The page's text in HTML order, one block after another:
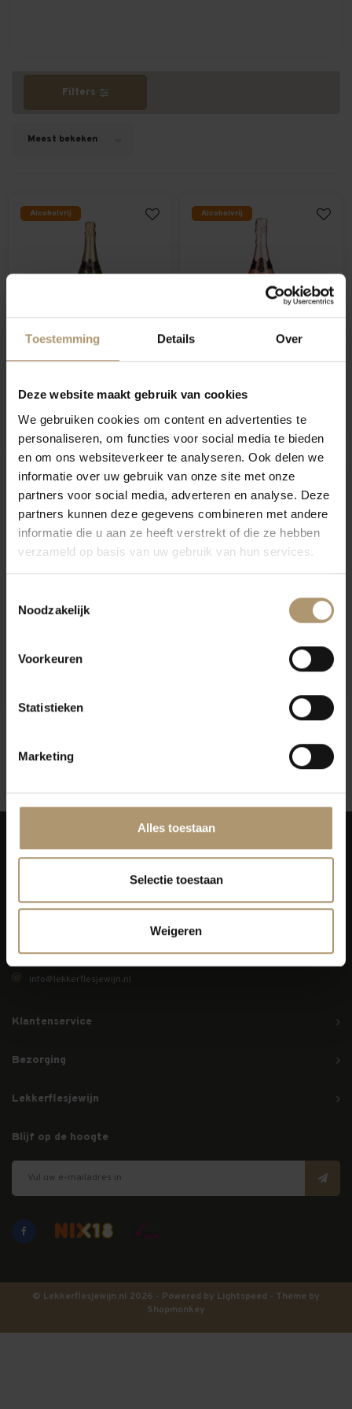
Toestemming Details Over
Deze website maakt gebruik van cookies
We gebruiken cookies om content en advertenties te
personaliseren, om functies voor social media te bieden
en om ons websiteverkeer te analyseren. Ook delen we
informatie over uw gebruik van onze site met onze
partners voor social media, adverteren en analyse. Deze
partners kunnen deze gegevens combineren met andere
informatie die u aan ze heeft verstrekt of die ze hebben
verzameld op basis van uw gebruik van hun services.
Noodzakelijk
Voorkeuren
Statistieken
Marketing
Alles toestaan
Selectie toestaan
Weigeren
Filters
Meest bekeken
Alcoholvrij
Bubbel
Alcoholvrij
Alcoholvrij
Sparkling
Alcoholvrij
Alcoholvrij 200ml
Toon: 12
info@lekkerflesjewijn.nl
Klantenservice
Bezorging
Lekkerflesjewijn
Blijf op de hoogte
© Lekkerflesjewijn.nl 2026 - Powered by Lightspeed - Theme by
Shopmonkey